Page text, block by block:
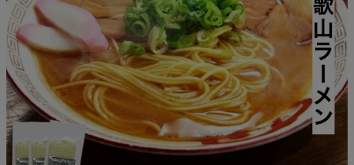
おすすめ海産物
インフォーメーション
うなぎ屋かわすいについて
商品一覧